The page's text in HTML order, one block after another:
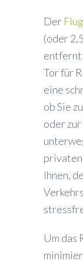
Der
(oder
entfernt
Tor für
eine
ob Sie
oder
Ihnen,
Um das